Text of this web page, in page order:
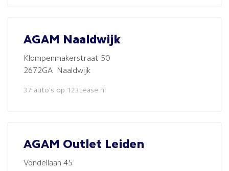
AGAM Naaldwijk
Klompenmakerstraat 50
2672GA Naaldwijk
37 auto's op 123Lease.nl
AGAM Outlet Leiden
Vondellaan 45